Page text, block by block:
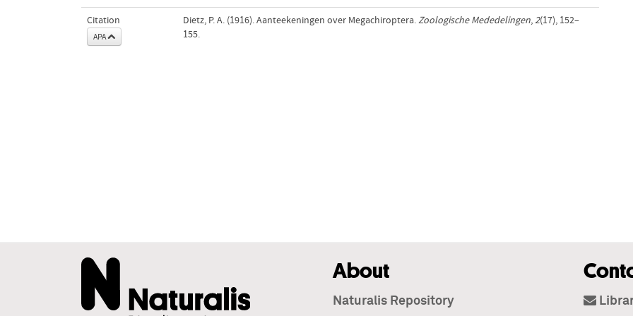
Citation
APA
Dietz, P. A. (1916). Aanteekeningen over Megachiroptera.Zoologische Mededelingen,2(17), 152–
155.
About
Naturalis Repository